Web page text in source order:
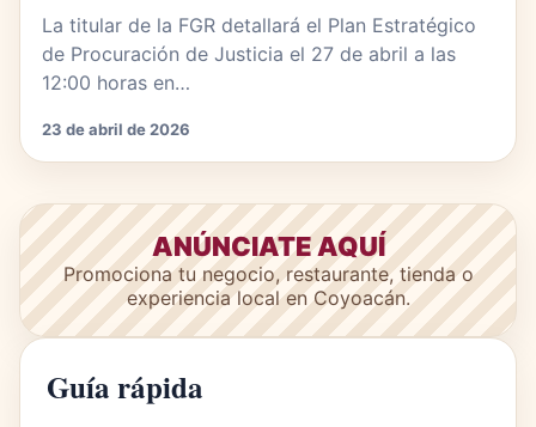
La titular de la FGR detallará el Plan Estratégico
de Procuración de Justicia el 27 de abril a las
12:00 horas en…
23 de abril de 2026
ANÚNCIATE AQUÍ
Promociona tu negocio, restaurante, tienda o
experiencia local en Coyoacán.
Guía rápida